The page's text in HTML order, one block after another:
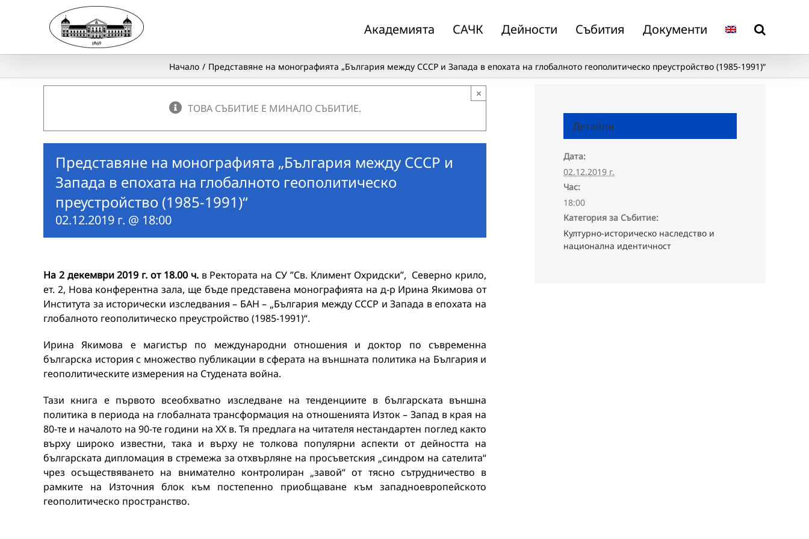
Академията САЧК Дейности Събития Документи
Начало Представяне на монографията „България между СССР и Запада в епохата на глобалното геополитическо преустройство (1985-1991)“
ТОВА СЪБИТИЕ Е МИНАЛО СЪБИТИЕ.
×
Представяне на монографията „България между СССР и
Запада в епохата на глобалното геополитическо
преустройство (1985-1991)“
02.12.2019 г. @ 18:00
На 2 декември 2019 г. от 18.00 ч. в Ректората на СУ ”Св. Климент Охридски”, Северно крило,
ет. 2, Нова конферентна зала, ще бъде представена монографията на д-р Ирина Якимова от
Института за исторически изследвания – БАН – „България между СССР и Запада в епохата на
глобалното геополитическо преустройство (1985-1991)“.
Ирина Якимова е магистър по международни отношения и доктор по съвременна
българска история с множество публикации в сферата на външната политика на България и
геополитическите измерения на Студената война.
Тази книга е първото всеобхватно изследване на тенденциите в българската външна
политика в периода на глобалната трансформация на отношенията Изток – Запад в края на
80-те и началото на 90-те години на ХХ в. Тя предлага на читателя нестандартен поглед както
върху широко известни, така и върху не толкова популярни аспекти от дейността на
българската дипломация в стремежа за отхвърляне на просъветския „синдром на сателита“
чрез осъществяването на внимателно контролиран „завой“ от тясно сътрудничество в
рамките на Източния блок към постепенно приобщаване към западноевропейското
геополитическо пространство.
Детайли
Дата:
02.12.2019 г.
Час:
18:00
Категория за Събитие:
Културно-историческо наследство и
национална идентичност